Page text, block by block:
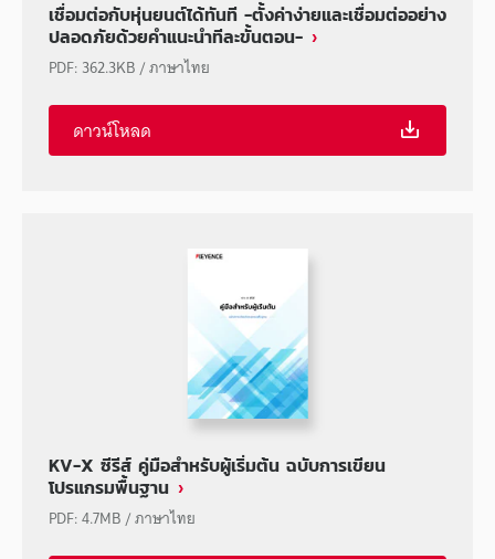
เชื่อมต่อกับหุ่นยนต์ได้ทันที -ตั้งค่าง่ายและเชื่อมต่ออย่าง
ปลอดภัยด้วยคำแนะนำทีละขั้นตอน-
PDF: 362.3KB/ภาษาไทย
ดาวน์โหลด
KV-X ซีรีส์ คู่มือสำหรับผู้เริ่มต้น ฉบับการเขียน
โปรแกรมพื้นฐาน
PDF:4.7MB/ภาษาไทย